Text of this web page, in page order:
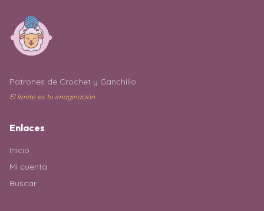
Patrones de Crochet y Ganchillo
El límite es tu imaginación
Enlaces
Inicio
Mi cuenta
Buscar